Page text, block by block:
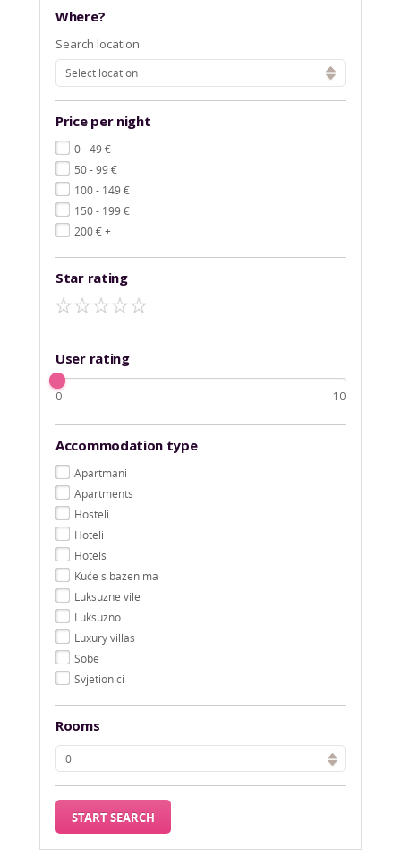
Where?
Search location
Select location
Price per night
0 - 49€
50 - 99€
100 - 149€
150 - 199€
200€+
Star rating
User rating
0 10
Accommodation type
Apartmani
Apartments
Hosteli
Hoteli
Hotels
Kuće s bazenima
Luksuzne vile
Luksuzno
Luxury villas
Sobe
Svjetionici
Rooms